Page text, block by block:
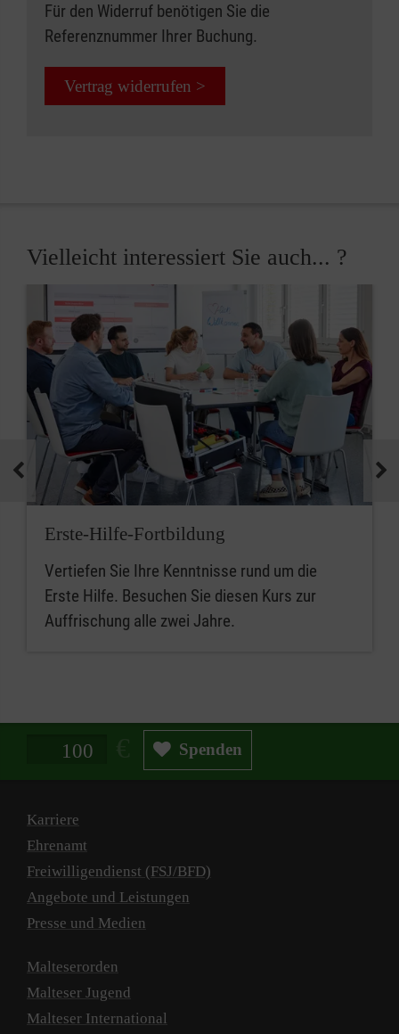
Für den Widerruf benötigen Sie die
Referenznummer Ihrer Buchung.
Vertrag widerrufen >
Vielleicht interessiert Sie auch... ?
Erste-Hilfe-Fortbildung
Vertiefen Sie Ihre Kenntnisse rund um die
Erste Hilfe. Besuchen Sie diesen Kurs zur
Auffrischung alle zwei Jahre.
Spendenbetrag in Euro Spenden
Karriere
Ehrenamt
Freiwilligendienst (FSJ/BFD)
Angebote und Leistungen
Presse und Medien
Malteserorden
Malteser Jugend
Malteser International